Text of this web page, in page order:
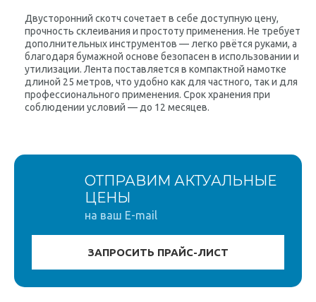
Двусторонний скотч сочетает в себе доступную цену,
прочность склеивания и простоту применения. Не требует
дополнительных инструментов — легко рвётся руками, а
благодаря бумажной основе безопасен в использовании и
утилизации. Лента поставляется в компактной намотке
длиной 25 метров, что удобно как для частного, так и для
профессионального применения. Срок хранения при
соблюдении условий — до 12 месяцев.
ОТПРАВИМ АКТУАЛЬНЫЕ
ЦЕНЫ
на ваш E-mail